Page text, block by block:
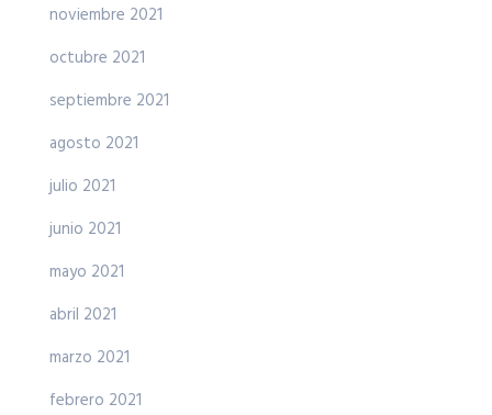
noviembre 2021
octubre 2021
septiembre 2021
agosto 2021
julio 2021
junio 2021
mayo 2021
abril 2021
marzo 2021
febrero 2021